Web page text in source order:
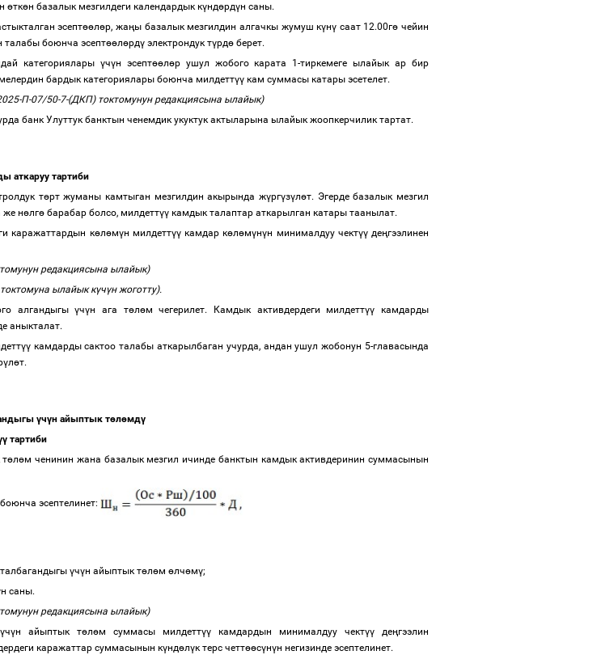
өткөн базалык мезгилдеги календардык күндөрдүн саны.
эсептөөлөр, жаңы базалык мезгилдин алгачкы жумуш күнү саат 12.00гө чейин
талабы боюнча эсептөөлөрдү электрондук түрдө берет.
категориялары үчүн эсептөөлөр ушул жобого карата 1-тиркемеге ылайык ар бир
бардык категориялары боюнча милдеттүү кам суммасы катары эсетелет.
П-07/50-7-(ДКП) токтомунун редакциясына ылайык)
банк Улуттук банктын ченемдик укуктук актыларына ылайык жоопкерчилик тартат.
аткаруу тартиби
төрт жуманы камтыган мезгилдин акырында жүргүзүлөт. Эгерде базалык мезгил
же нөлгө барабар болсо, милдеттүү камдык талаптар аткарылган катары таанылат.
каражаттардын көлөмүн милдеттүүкамдар көлөмүнүн минималдуу чектүүдеңгээлинен
редакциясына ылайык)
ылайык күчүн жоготту).
алгандыгыүчүн ага төлөм чегерилет. Камдык активдердеги милдеттүү камдарды
аныкталат.
үүкамдарды сактоо талабы аткарылбаган учурда, андан ушул жобонун 5-главасында
үлөт.
үчүн айыптык төлөмдү
тартиби
төлөм ченинин жана базалык мезгил ичинде банктын камдык активдеринин суммасынын
эсептелинет:
үчүн айыптык төлөм өлчөмү;
н саны.
редакциясына ылайык)
үчүн айыптык төлөм суммасы милдеттүү камдардын минималдуу чектүү деңгээлин
каражаттар суммасынын күндөлүк терс четтөөсүнүн негизинде эсептелинет.